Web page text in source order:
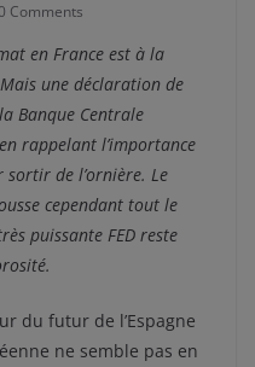
Comments
en France est à la
une déclaration de
Banque Centrale
rappelant l’importance
de l’ornière. Le
cependant tout le
puissante FED reste
du futur de l’Espagne
ne semble pas en